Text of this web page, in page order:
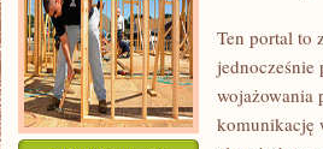
Ten portal to
jednocześnie
wojażowania
komunikację